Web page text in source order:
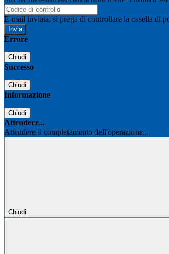
E-mail inviata, si prega di controllare la casella di
Errore
Chiudi
Successo
Chiudi
Informazione
Chiudi
Attendere...
Attendere il completamento dell'operazione...
Chiudi